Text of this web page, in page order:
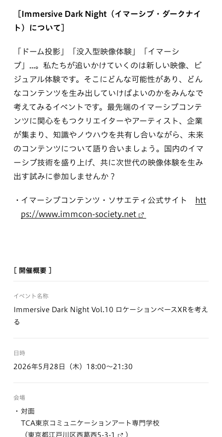
［Immersive Dark Night（イマーシブ・ダークナイ
ト）について］
「ドーム投影」「没入型映像体験」「イマーシ
ブ」...。私たちが追いかけていくのは新しい映像、ビ
ジュアル体験です。そこにどんな可能性があり、どん
なコンテンツを生み出していけばよいのかをみんなで
考えてみるイベントです。最先端のイマーシブコンテ
ンツに関心をもつクリエイターやアーティスト、企業
が集まり、知識やノウハウを共有し合いながら、未来
のコンテンツについて語り合いましょう。国内のイマ
ーシブ技術を盛り上げ、共に次世代の映像体験を生み
出す試みに参加しませんか？
イマーシブコンテンツ・ソサエティ公式サイト
htt
ps://www.immcon-society.net
[ 開催概要 ]
イベント名称
Immersive Dark Night Vol.10 ロケーションベースXRを考え
る
日時
2026年5月28日（木）18:00〜21:30
会場
対面
TCA東京コミュニケーションアート専門学校
（ 東京都江戸川区西葛西5-3-1 ）